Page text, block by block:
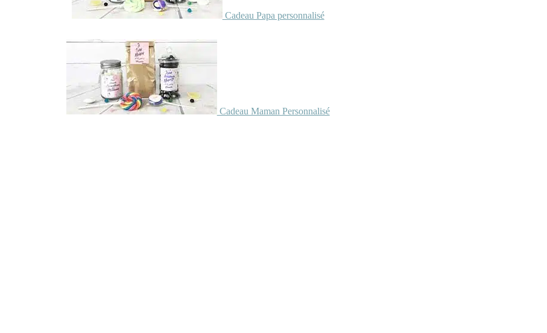
Cadeau Papa personnalisé
Cadeau Maman Personnalisé